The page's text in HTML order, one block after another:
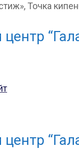
Точка